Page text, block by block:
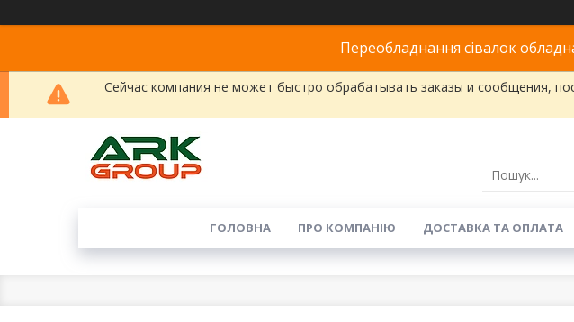
Переобладнання сівалок
Сейчас компания не может быстро обрабатывать заказы и сообщения,
ГОЛОВНА ПРО КОМПАНІЮ ДОСТАВКА ТА ОПЛАТА